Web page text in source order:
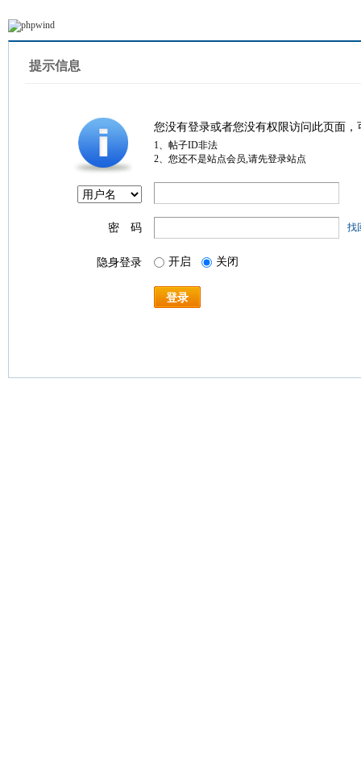
提示信息
您没有登录或者您没有权限访问此页面
1、帖子ID非法
2、您还不是站点会员,请先登录站点
密 码 找
隐身登录 开启 关闭
登录